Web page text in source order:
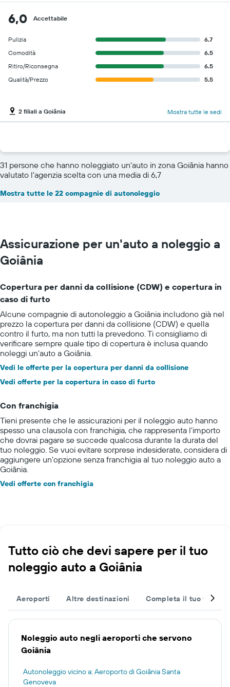
6,0 Accettabile
Pulizia
6.7
Comodità
6.5
Ritiro/Riconsegna
6.5
Qualità/Prezzo
5.5
2 filiali a Goiânia Mostra tutte le sedi
31 persone che hanno noleggiato un'auto in zona Goiânia hanno
valutato l'agenzia scelta con una media di 6,7
Mostra tutte le 22 compagnie di autonoleggio
Assicurazione per un'auto a noleggio a
Goiânia
Copertura per danni da collisione (CDW) e copertura in
caso di furto
Alcune compagnie di autonoleggio a Goiânia includono già nel
prezzo la copertura per danni da collisione (CDW) e quella
contro il furto, ma non tutti la prevedono. Ti consigliamo di
verificare sempre quale tipo di copertura è inclusa quando
noleggi un'auto a Goiânia.
Vedi le offerte per la copertura per danni da collisione
Vedi offerte per la copertura in caso di furto
Con franchigia
Tieni presente che le assicurazioni per il noleggio auto hanno
spesso una clausola con franchigia, che rappresenta l'importo
che dovrai pagare se succede qualcosa durante la durata del
tuo noleggio. Se vuoi evitare sorprese indesiderate, considera di
aggiungere un'opzione senza franchigia al tuo noleggio auto a
Goiânia.
Vedi offerte con franchigia
Tutto ciò che devi sapere per il tuo
noleggio auto a Goiânia
Aeroporti Altre destinazioni Completa il tuo viaggio
Noleggio auto negli aeroporti che servono
Goiânia
Autonoleggio vicino a: Aeroporto di Goiânia Santa
Genoveva